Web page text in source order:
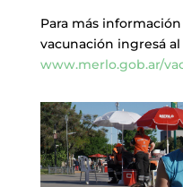
Para más
vacunación ingresá
www.merlo.gob.ar/